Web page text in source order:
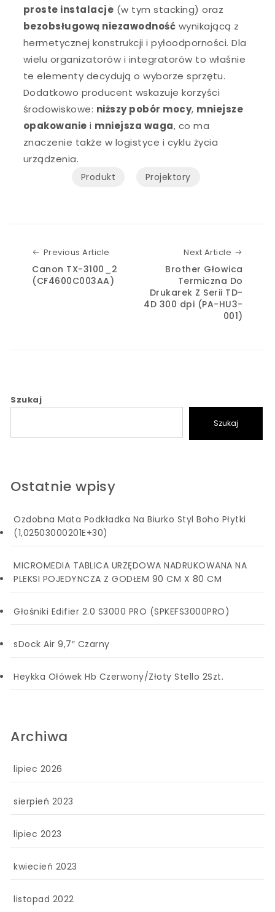
proste instalacje (w tym stacking) oraz
bezobsługową niezawodność wynikającą z
hermetycznej konstrukcji i pyłoodporności. Dla
wielu organizatorów i integratorów to właśnie
te elementy decydują o wyborze sprzętu.
Dodatkowo producent wskazuje korzyści
środowiskowe: niższy pobór mocy, mniejsze
opakowanie i mniejsza waga, co ma
znaczenie także w logistyce i cyklu życia
urządzenia.
Produkt Projektory
Previous Article
Canon TX-3100_2
(CF4600C003AA)
Next Article
Brother Głowica
Termiczna Do
Drukarek Z Serii TD-
4D 300 dpi (PA-HU3-
001)
Szukaj
Szukaj
Ostatnie wpisy
Ozdobna Mata Podkładka Na Biurko Styl Boho Płytki
(1,02503000201E+30)
MICROMEDIA TABLICA URZĘDOWA NADRUKOWANA NA
PLEKSI POJEDYNCZA Z GODŁEM 90 CM X 80 CM
Głośniki Edifier 2.0 S3000 PRO (SPKEFS3000PRO)
sDock Air 9,7″ Czarny
Heykka Ołówek Hb Czerwony/Złoty Stello 2Szt.
Archiwa
lipiec 2026
sierpień 2023
lipiec 2023
kwiecień 2023
listopad 2022